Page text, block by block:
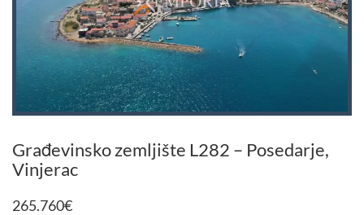
Građevinsko zemljište L282 – Posedarje,
Vinjerac
265.760€